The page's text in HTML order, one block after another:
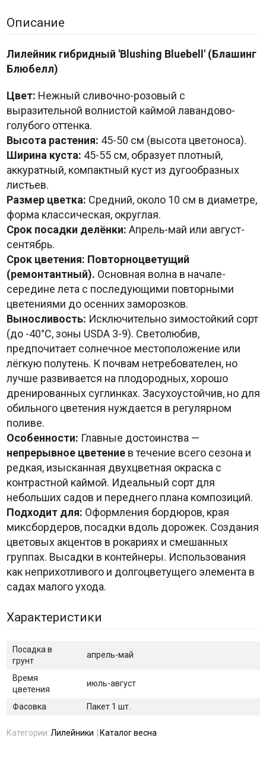
Описание
Лилейник гибридный 'Blushing Bluebell' (Блашинг
Блюбелл)
Цвет: Нежный сливочно-розовый с
выразительной волнистой каймой лавандово-
голубого оттенка.
Высота растения: 45-50 см (высота цветоноса).
Ширина куста: 45-55 см, образует плотный,
аккуратный, компактный куст из дугообразных
листьев.
Размер цветка: Средний, около 10 см в диаметре,
форма классическая, округлая.
Срок посадки делёнки: Апрель-май или август-
сентябрь.
Срок цветения: Повторноцветущий
(ремонтантный). Основная волна в начале-
середине лета с последующими повторными
цветениями до осенних заморозков.
Выносливость: Исключительно зимостойкий сорт
(до -40°C, зоны USDA 3-9). Светолюбив,
предпочитает солнечное местоположение или
лёгкую полутень. К почвам нетребователен, но
лучше развивается на плодородных, хорошо
дренированных суглинках. Засухоустойчив, но для
обильного цветения нуждается в регулярном
поливе.
Особенности: Главные достоинства —
непрерывное цветениев течение всего сезона и
редкая, изысканная двухцветная окраска с
контрастной каймой. Идеальный сорт для
небольших садов и переднего плана композиций.
Подходит для: Оформления бордюров, края
миксбордеров, посадки вдоль дорожек. Создания
цветовых акцентов в рокариях и смешанных
группах. Высадки в контейнеры. Использования
как неприхотливого и долгоцветущего элемента в
садах малого ухода.
Характеристики
Посадка в
грунт
апрель-май
Время
цветения
июль-август
Фасовка Пакет 1 шт.
Категории:Лилейники Каталог весна